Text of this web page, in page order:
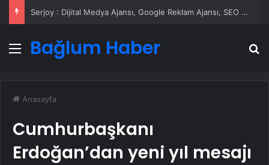
Serjoy : Dijital Medya Ajansı, Google Reklam Ajansı, SEO Ajansı ve Web Tasarım Ajansı
Menü
Bağlum Haber
Anasayfa
Cumhurbaşkanı
Erdoğan’dan yeni yıl mesajı